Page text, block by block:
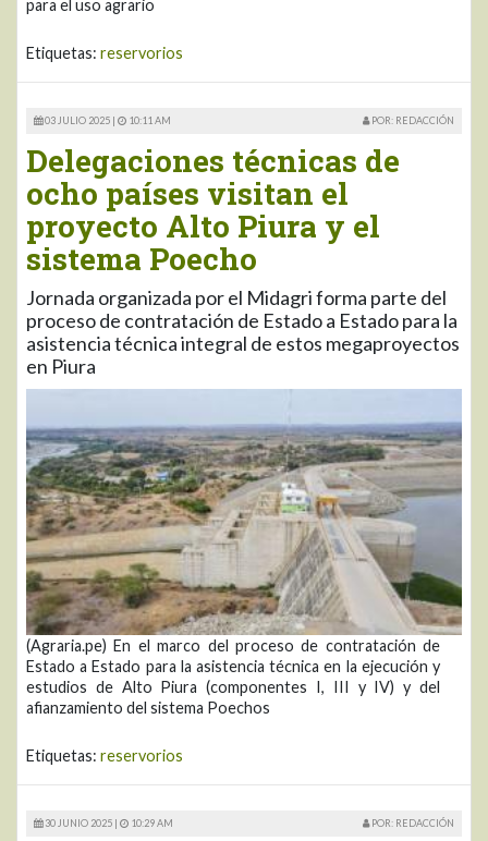
para el uso agrario
Etiquetas: reservorios
03 JULIO 2025 | 10:11 AM POR: REDACCIÓN
Delegaciones técnicas de
ocho países visitan el
proyecto Alto Piura y el
sistema Poecho
Jornada organizada por el Midagri forma parte del
proceso de contratación de Estado a Estado para la
asistencia técnica integral de estos megaproyectos
en Piura
(Agraria.pe) En el marco del proceso de contratación de
Estado a Estado para la asistencia técnica en la ejecución y
estudios de Alto Piura (componentes I, III y IV) y del
afianzamiento del sistema Poechos
Etiquetas: reservorios
30 JUNIO 2025 | 10:29 AM POR: REDACCIÓN